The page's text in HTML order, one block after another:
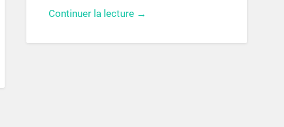
Continuer la lecture →